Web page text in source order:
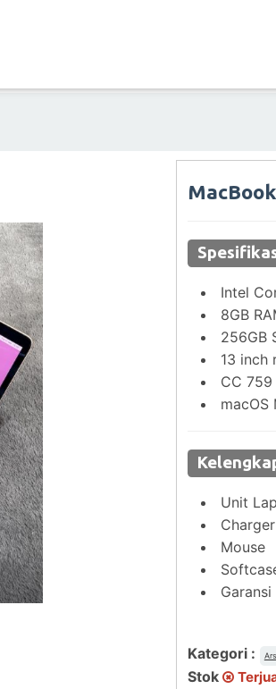
Intel
8GB
256GB
13 inch
CC 759
macOS
Unit
Charger
Mouse
Kategori :
Stok